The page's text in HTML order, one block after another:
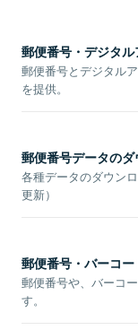
郵便番号・デジタ
郵便番号とデジタル
を提供。
郵便番号データの
各種データのダウン
更新）
郵便番号・バーコ
郵便番号や、バーコ
す。